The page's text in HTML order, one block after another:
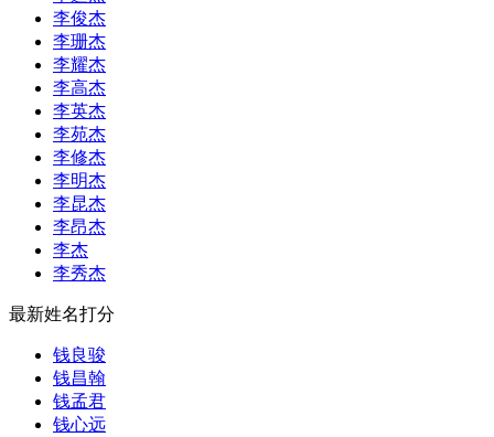
李俊杰
李珊杰
李耀杰
李高杰
李英杰
李苑杰
李修杰
李明杰
李昆杰
李昂杰
李杰
李秀杰
最新姓名打分
钱良骏
钱昌翰
钱孟君
钱心远